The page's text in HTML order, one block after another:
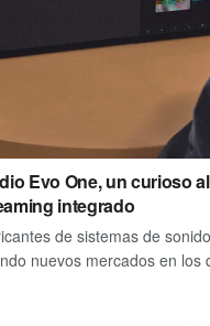
Evo One, un curioso
integrado
de sistemas de
nuevos mercados en los